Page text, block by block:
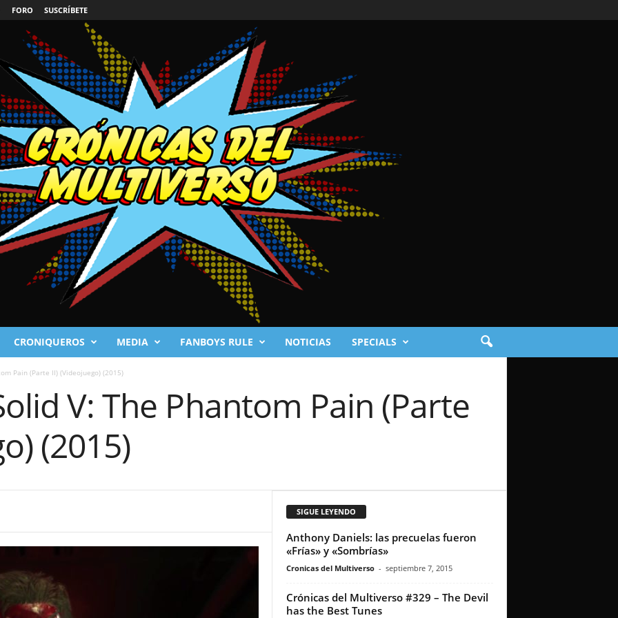
FORO SUSCRÍBETE
CRONIQUEROS MEDIA FANBOYS RULE NOTICIAS SPECIALS
Pain (Parte II) (Videojuego) (2015)
V: The Phantom Pain (Parte
(2015)
SIGUE LEYENDO
Anthony Daniels: las precuelas fueron
«Frías» y «Sombrías»
Cronicas del Multiverso - septiembre 7, 2015
Crónicas del Multiverso #329 – The Devil
has the Best Tunes